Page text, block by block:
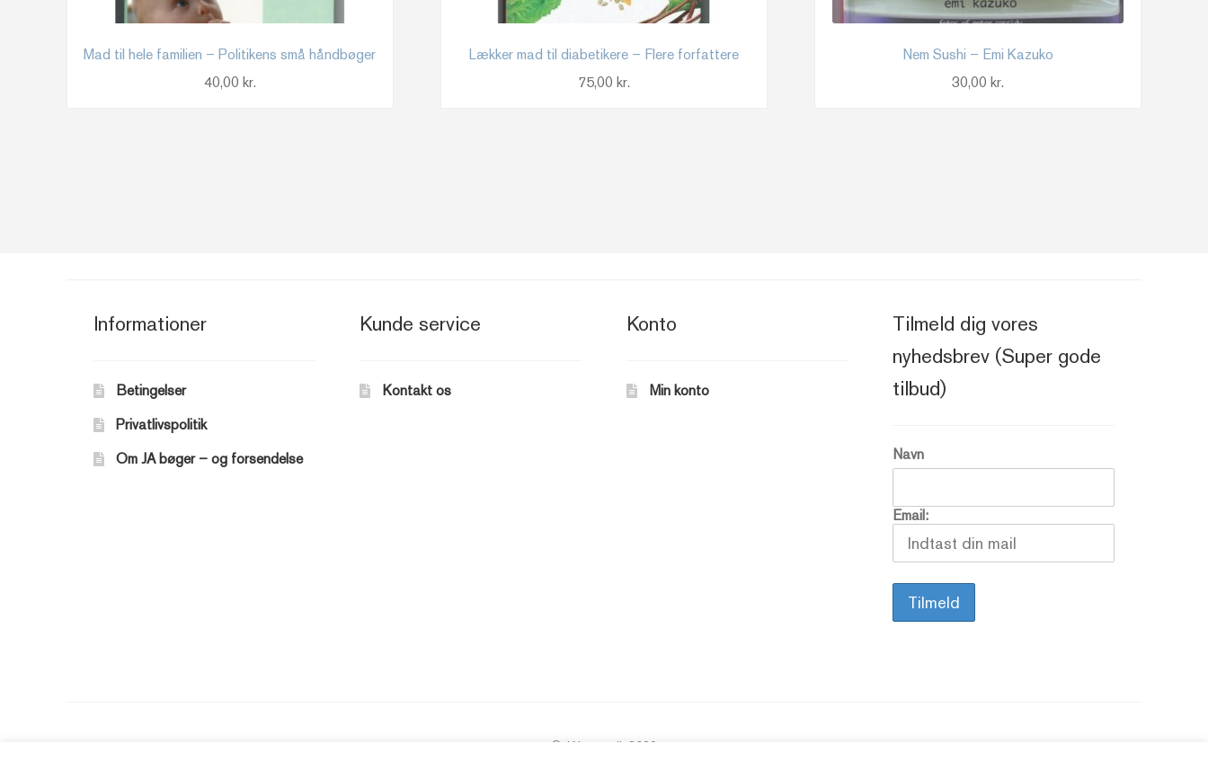
Mad til hele familien – Politikens små håndbøger
40,00 kr.
Lækker mad til diabetikere – Flere forfattere
75,00 kr.
Nem Sushi – Emi Kazuko
30,00kr.
Informationer
Betingelser
Privatlivspolitik
Om JA bøger – og forsendelse
Kunde service
Kontakt os
Konto
Min konto
Tilmeld dig vores
nyhedsbrev (Super gode
tilbud)
Navn
Email:
© JAbøger.dk 2026